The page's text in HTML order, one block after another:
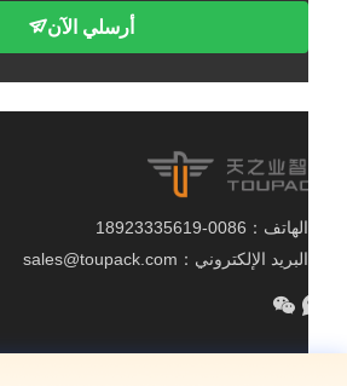
أرسلي الآن
الهاتف：0086-18923335619
البريد الإلكتروني：sales@toupack.com